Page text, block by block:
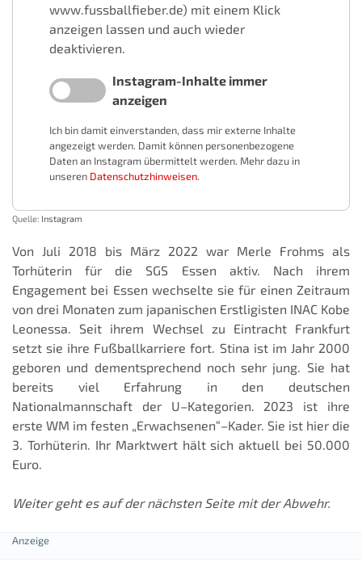
www.fussballfieber.de) mit einem Klick
anzeigen lassen und auch wieder
deaktivieren.
Instagram-Inhalte immer
anzeigen
Ich bin damit einverstanden, dass mir externe Inhalte
angezeigt werden. Damit können personenbezogene
Daten an Instagram übermittelt werden. Mehr dazu in
unseren Datenschutzhinweisen.
Quelle: Instagram
Von Juli 2018 bis März 2022 war Merle Frohms als
Torhüterin für die SGS Essen aktiv. Nach ihrem
Engagement bei Essen wechselte sie für einen Zeitraum
von drei Monaten zum japanischen Erstligisten INAC Kobe
Leonessa. Seit ihrem Wechsel zu Eintracht Frankfurt
setzt sie ihre Fußballkarriere fort. Stina ist im Jahr 2000
geboren und dementsprechend noch sehr jung. Sie hat
bereits viel Erfahrung in den deutschen
Nationalmannschaft der U–Kategorien. 2023 ist ihre
erste WM im festen „Erwachsenen“–Kader. Sie ist hier die
3. Torhüterin. Ihr Marktwert hält sich aktuell bei 50.000
Euro.
Weiter geht es auf der nächsten Seite mit der Abwehr.